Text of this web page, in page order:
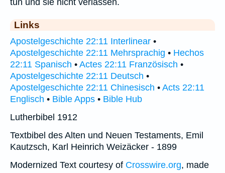
Links
Apostelgeschichte 22:11 Interlinear •
Apostelgeschichte 22:11 Mehrsprachig • Hechos
22:11 Spanisch • Actes 22:11 Französisch •
Apostelgeschichte 22:11 Deutsch •
Apostelgeschichte 22:11 Chinesisch • Acts 22:11
Englisch • Bible Apps • Bible Hub
Lutherbibel 1912
Textbibel des Alten und Neuen Testaments, Emil
Kautzsch, Karl Heinrich Weizäcker - 1899
Modernized Text courtesy of Crosswire.org, made